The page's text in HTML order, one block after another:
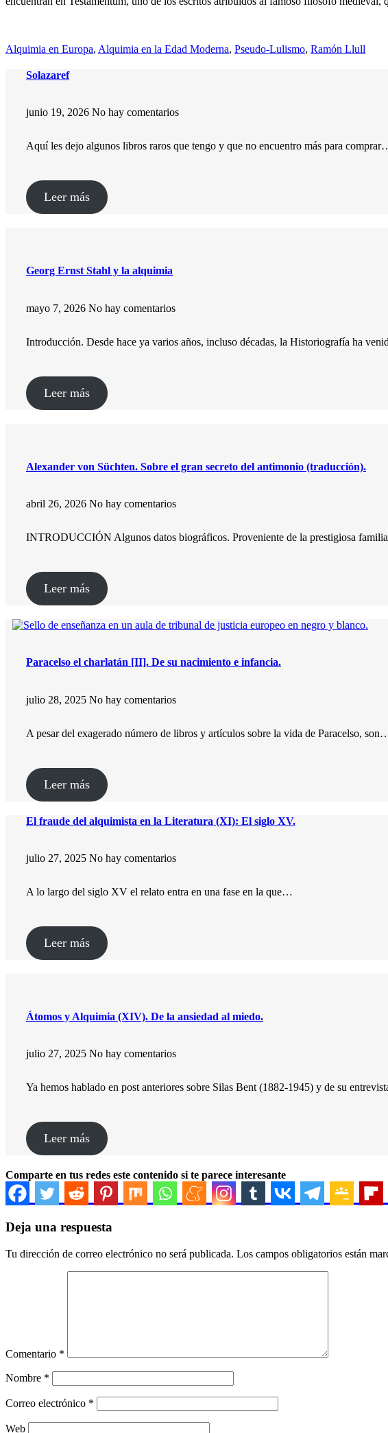
Alquimia en Europa, Alquimia en la Edad Moderna, Pseudo-Lulismo, Ramón Llull
Solazaref
junio 19, 2026 No hay comentarios
Aquí les dejo algunos libros raros que tengo y que no encuentro más para
Leer más
Georg Ernst Stahl y la alquimia
mayo 7, 2026 No hay comentarios
Introducción. Desde hace ya varios años, incluso décadas, la Historiografía ha
Leer más
Alexander von Süchten. Sobre el gran secreto del antimonio (traducción).
abril 26, 2026 No hay comentarios
INTRODUCCIÓN Algunos datos biográficos. Proveniente de la prestigiosa
Leer más
Paracelso el charlatán [II]. De su nacimiento e infancia.
julio 28, 2025 No hay comentarios
A pesar del exagerado número de libros y artículos sobre la vida de Paracelso,
Leer más
El fraude del alquimista en la Literatura (XI): El siglo XV.
julio 27, 2025 No hay comentarios
A lo largo del siglo XV el relato entra en una fase en la que…
Leer más
Átomos y Alquimia (XIV). De la ansiedad al miedo.
julio 27, 2025 No hay comentarios
Ya hemos hablado en post anteriores sobre Silas Bent (1882-1945) y de su
Leer más
Comparte en tus redes este contenido si te parece interesante
Deja una respuesta
Tu dirección de correo electrónico no será publicada. Los campos obligatorios están
Comentario *
Nombre *
Correo electrónico *
Web